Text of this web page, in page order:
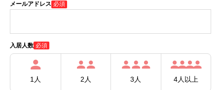
メールアドレス 必須
入居人数 必須
1人 2人 3人 4人以上